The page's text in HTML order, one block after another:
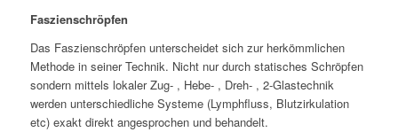
Faszienschröpfen
Das Faszienschröpfen unterscheidet sich zur herkömmlichen
Methode in seiner Technik. Nicht nur durch statisches Schröpfen
sondern mittels lokaler Zug- , Hebe- , Dreh- , 2-Glastechnik
werden unterschiedliche Systeme (Lymphfluss, Blutzirkulation
etc) exakt direkt angesprochen und behandelt.